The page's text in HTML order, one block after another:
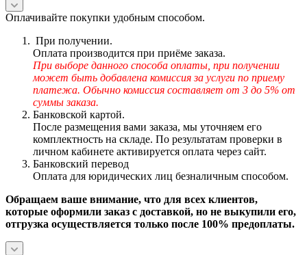
Оплачивайте покупки удобным способом.
При получении.
Оплата производится при приёме заказа.
При выборе данного способа оплаты, при получении
может быть добавлена комиссия за услуги по приему
платежа. Обычно комиссия составляет от 3 до 5% от
суммы заказа.
Банковской картой.
После размещения вами заказа, мы уточняем его
комплектность на складе. По результатам проверки в
личном кабинете активируется оплата через сайт.
Банковский перевод
Оплата для юридических лиц безналичным способом.
Обращаем ваше внимание, что для всех клиентов,
которые оформили заказ с доставкой, но не выкупили его,
отгрузка осуществляется только после 100% предоплаты.